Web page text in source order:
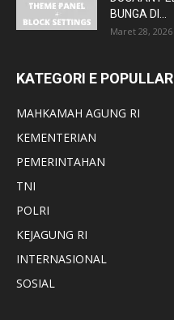
BUNGA DI...
Maret 28, 2026
KATEGORI E
MAHKAMAH AGUNG RI
KEMENTERIAN
PEMERINTAHAN
TNI
POLRI
KEJAGUNG RI
INTERNASIONAL
SOSIAL